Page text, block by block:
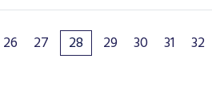
26 27 28 29 30 31 32